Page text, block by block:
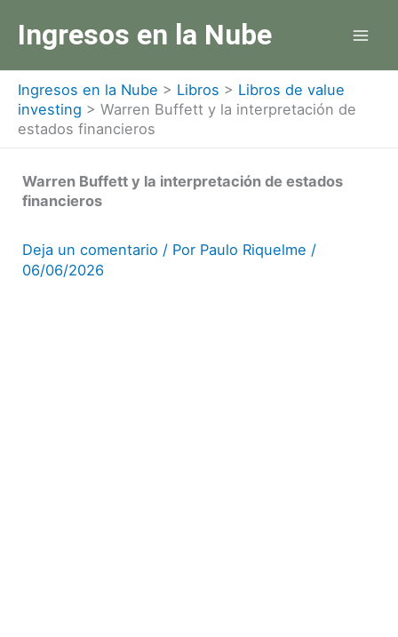
Ingresos en la Nube
Ingresos en la Nube > Libros > Libros de value
investing > Warren Buffett y la interpretación de
estados financieros
Warren Buffett y la interpretación de estados
financieros
Deja un comentario / Por Paulo Riquelme /
06/06/2026